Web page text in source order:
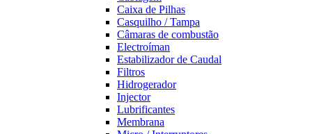
Caixa de Pilhas
Casquilho / Tampa
Câmaras de combustão
Electroíman
Estabilizador de Caudal
Filtros
Hidrogerador
Injector
Lubrificantes
Membrana